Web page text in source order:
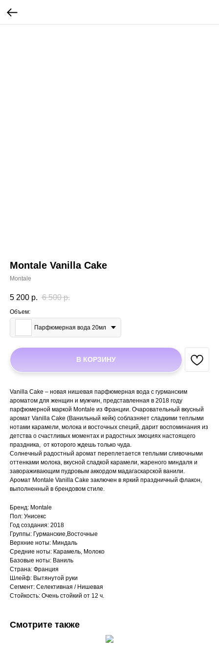
Montale Vanilla Cake
Montale
5 200 р. 6 500 р.
Объем:
Парфюмерная вода 20мл
В КОРЗИНУ
Vanilla Cake – новая нишевая парфюмерная вода с гурманским
ароматом для женщин и мужчин, представленная в 2018 году
парфюмерной маркой Montale из Франции. Очаровательный вкусный
аромат Vanilla Cake (Ванильный кейк) соблазняет сладкими теплыми
нотами карамели, молока и восточных специй, дарит воспоминания из
детства о счастливых моментах и радостных эмоциях настоящего
праздника, от которого ждешь только чуда.
Солнечный радостный аромат переплетается теплыми сливочными
оттенками молока, вкусной сладкой карамели, жареного миндаля и
завораживающим пудровым аккордом мадагаскарской ванили.
Аромат Montale Vanilla Cake заключен в яркий праздничный флакон,
выполненный в брендовом стиле.
Бренд: Montale
Пол: Унисекс
Год создания: 2018
Группы: Гурманские,Восточные
Верхние ноты: Миндаль
Средние ноты: Карамель, Молоко
Базовые ноты: Ваниль
Страна: Франция
Шлейф: Вытянутой руки
Сегмент: Селективная / Нишевая
Стойкость: Очень стойкий от 12 ч.
Смотрите также